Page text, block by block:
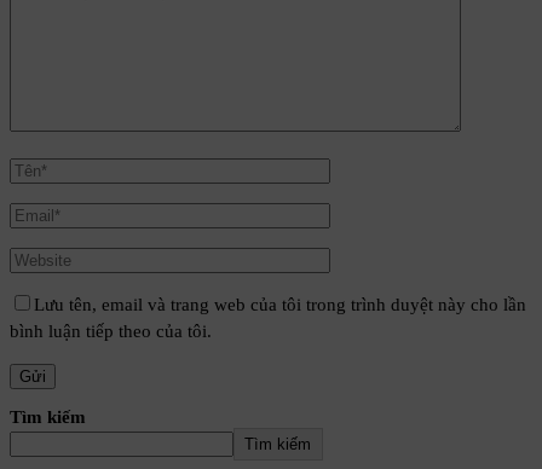
Lưu tên, email và trang web của tôi trong trình duyệt này cho lần
bình luận tiếp theo của tôi.
Tìm kiếm
Tìm kiếm